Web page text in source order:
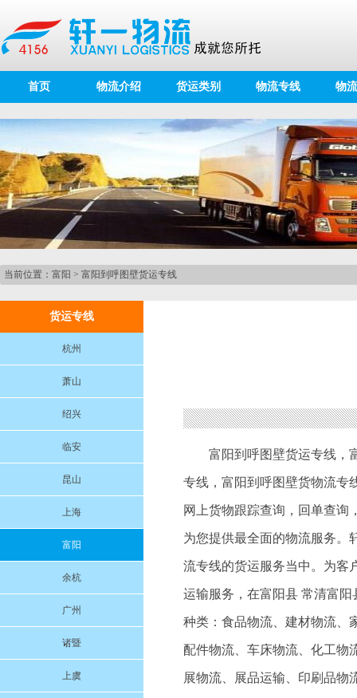
首页 物流介绍 货运类别 物流专线 物
当前位置： 富阳 > 富阳到呼图壁货运专线
货运专线
杭州
萧山
绍兴
临安
昆山
上海
富阳
余杭
广州
诸暨
上虞
富阳到呼图壁货运专线 ，
专线 ， 富阳到呼图壁货物流专
网上货物跟踪查询，回单查询
为您提供最全面的物流服务。
流专线的货运服务当中。为客
运输服务，在富阳县 常清富
种类：食品物流、建材物流、
配件物流、车床物流、化工物
展物流、展品运输、印刷品物